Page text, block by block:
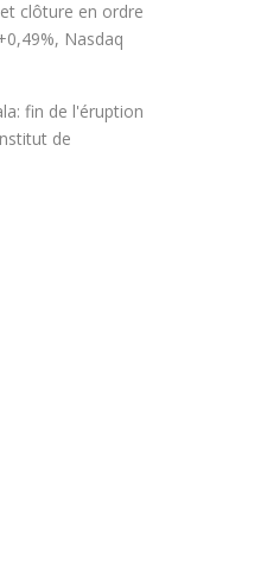
clôture en ordre
Nasdaq
fin de l'éruption
de